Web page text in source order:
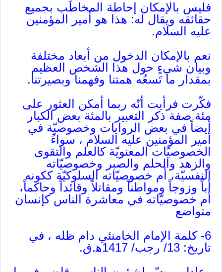
فليس بالإمكان إحاطة المخاطَب بجميع
حقائقه ويقال له: هذا هو أمير المؤمنين
عليه السلام.
نعم بالإمكان الدخول من أبعاد مختلفة
وبيان شيءٍ حول هذا الشخص العظيم
بمقدار ما تَسعُه همتنا وفهمنا وبصيرتنا.
فكّرت فرأيت أنّه ربما أمكن العثور على
مئة صفة ذكر التعبير بالمئة بعض الكبار
أيضاً في بعض الروايات وخصوصيّة في
أمير المؤمنين عليه السلام ، سواءً
الخصوصيّات المعنويّة كالعلم والتقوى
والزهد والحلم والصبر وخصوصيّاته
النفسيّة، أم خصوصيّاته السلوكيّة ككونه
أباً وزوجاً ومواطناً ومقاتلاً وقائداً وحاكماً،
أم خصوصيّاته في معاشرة الناس كإنسان
متواضع
6- كلمة الإمام الخامنئي دام ظله ، في
تاريخ: 13/ رجب/ 1417ﻫ.ق.